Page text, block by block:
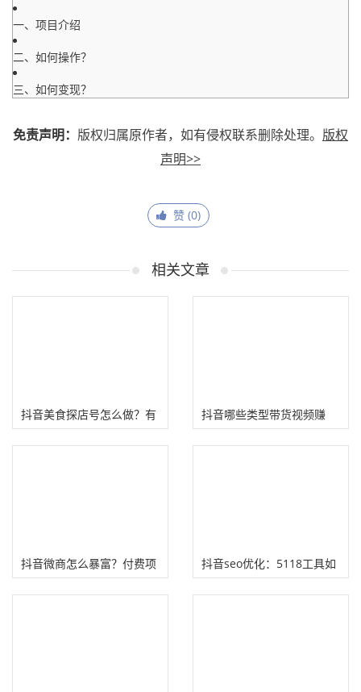
一、项目介绍
二、如何操作？
三、如何变现？
免责声明： 版权归属原作者，如有侵权联系删除处理。 版权
声明>>
赞 (0)
相关文章
抖音美食探店号怎么做？有
人月赚10万
抖音哪些类型带货视频赚
钱?
抖音微商怎么暴富？付费项
目招代理培训赚钱!
抖音seo优化：5118工具如
何挖掘抖音关键词